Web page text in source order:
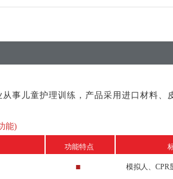
事儿童护理训练，产品采用进口材料
能)
功能特点
■ 模拟人、 CPR